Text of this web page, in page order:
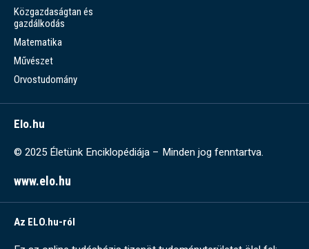
Közgazdaságtan és
gazdálkodás
Matematika
Művészet
Orvostudomány
Elo.hu
© 2025 Életünk Enciklopédiája – Minden jog fenntartva.
www.elo.hu
Az ELO.hu-ról